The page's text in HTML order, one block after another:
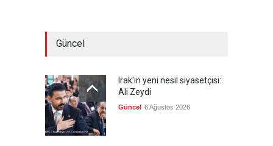
Güncel
Irak'ın yeni nesil siyasetçisi:
Ali Zeydi
Güncel 6 Ağustos 2026